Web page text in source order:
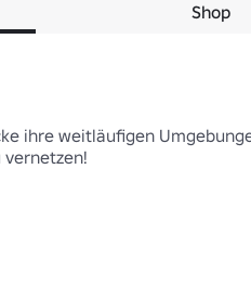
Shop
ihre weitläufigen
vernetzen!